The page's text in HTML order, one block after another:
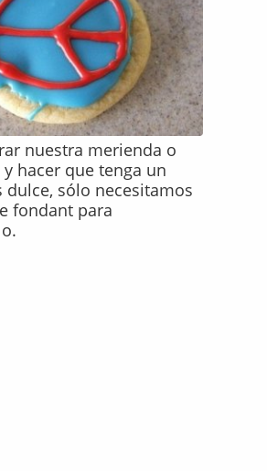
nuestra merienda o
y hacer que tenga un
dulce, sólo necesitamos
fondant para